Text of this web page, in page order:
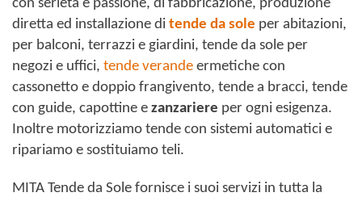
con serietà e passione, di fabbricazione, produzione
diretta ed installazione di tende da sole per abitazioni,
per balconi, terrazzi e giardini, tende da sole per
negozi e uffici, tende verande ermetiche con
cassonetto e doppio frangivento, tende a bracci, tende
con guide, capottine e zanzariere per ogni esigenza.
Inoltre motorizziamo tende con sistemi automatici e
ripariamo e sostituiamo teli.
MITA Tende da Sole fornisce i suoi servizi in tutta la